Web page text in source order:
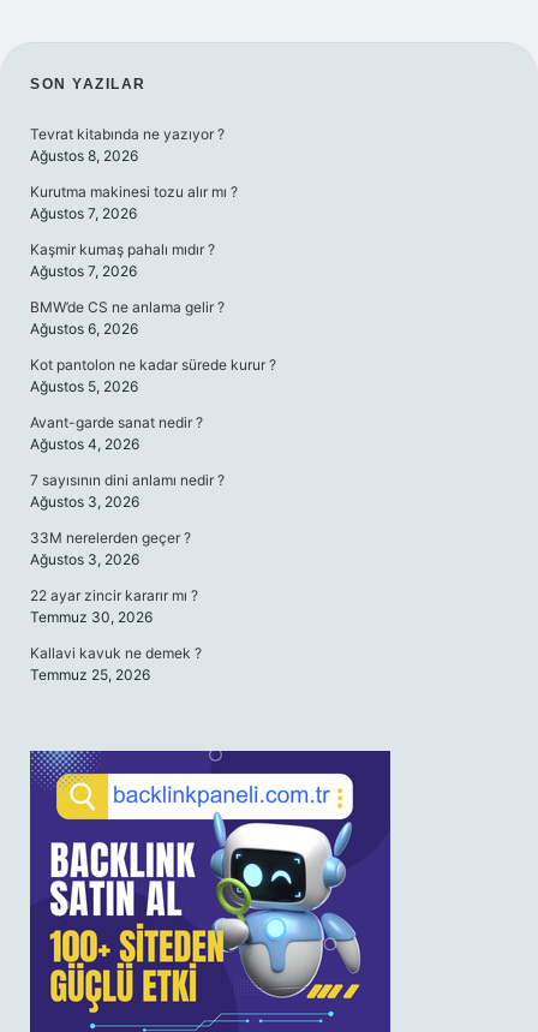
SIDEBAR
SON YAZILAR
Tevrat kitabında ne yazıyor ?
Ağustos 8, 2026
Kurutma makinesi tozu alır mı ?
Ağustos 7, 2026
Kaşmir kumaş pahalı mıdır ?
Ağustos 7, 2026
BMW’de CS ne anlama gelir ?
Ağustos 6, 2026
Kot pantolon ne kadar sürede kurur ?
Ağustos 5, 2026
Avant-garde sanat nedir ?
Ağustos 4, 2026
7 sayısının dini anlamı nedir ?
Ağustos 3, 2026
33M nerelerden geçer ?
Ağustos 3, 2026
22 ayar zincir kararır mı ?
Temmuz 30, 2026
Kallavi kavuk ne demek ?
Temmuz 25, 2026